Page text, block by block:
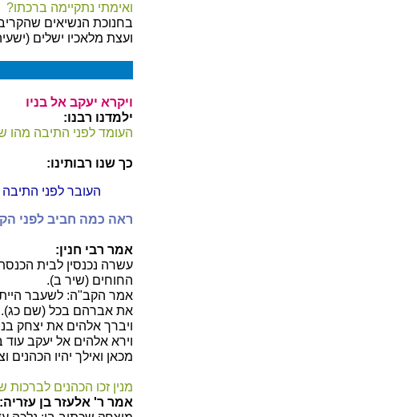
ואימתי נתקיימה ברכתו?
בחנוכת הנשיאים
ועצת מלאכיו ישלים
ויקרא יעקב אל בניו
ילמדנו רבנו:
העומד לפני התיבה מהו
כך שנו רבותינו:
העובר לפני
ראה כמה חביב לפני
אמר רבי חנין:
עשרה נכנסין לבית
החוחים (שיר ב).
אמר הקב"ה: לשעבר
את אברהם בכל (שם כג).
ויברך אלהים את יצחק
וירא אלהים אל יעקב עוד
מכאן ואילך יהיו הכהנים
מנין זכו הכהנים לברכות
אמר ר' אלעזר בן עזריה: